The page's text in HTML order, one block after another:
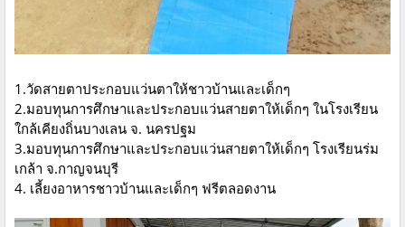
1.วัดสายตาประกอบแว่นตาให้ชาวบ้านและเด็กๆ
2.มอบทุนการศึกษาและประกอบแว่นสายตาให้เด็กๆ ในโรงเรียน
ใกล้เคียงถิ่นบางเลน จ. นครปฐม
3.มอบทุนการศึกษาและประกอบแว่นสายตาให้เด็กๆ โรงเรียนร่ม
เกล้า จ.กาญจนบุรี
4. เลี้ยงอาหารชาวบ้านและเด็กๆ ฟรีตลอดงาน